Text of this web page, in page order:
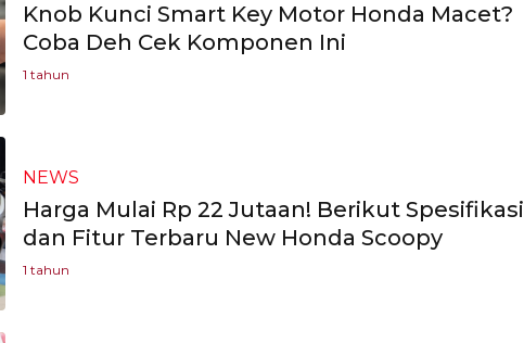
Knob Kunci Smart Key Motor Honda Macet?
Coba Deh Cek Komponen Ini
1 tahun
NEWS
Harga Mulai Rp 22 Jutaan! Berikut Spesifikasi
dan Fitur Terbaru New Honda Scoopy
1 tahun